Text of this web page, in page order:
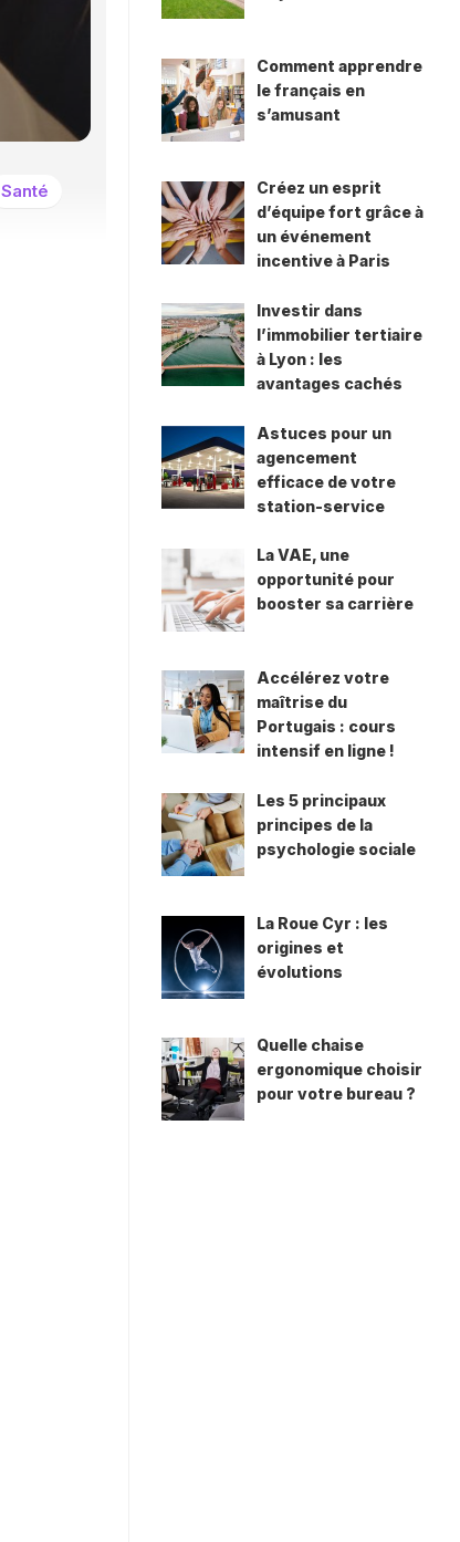
Santé
Comment apprendre
le français en
s’amusant
Créez un esprit
d’équipe fort grâce à
un événement
incentive à Paris
Investir dans
l’immobilier tertiaire
à Lyon : les
avantages cachés
Astuces pour un
agencement
efficace de votre
station-service
La VAE, une
opportunité pour
booster sa carrière
Accélérez votre
maîtrise du
Portugais : cours
intensif en ligne !
Les 5 principaux
principes de la
psychologie sociale
La Roue Cyr : les
origines et
évolutions
Quelle chaise
ergonomique choisir
pour votre bureau ?